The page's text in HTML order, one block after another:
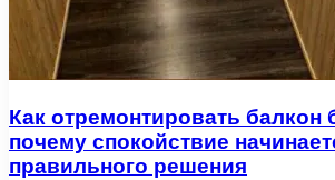
Как отремонтировать балкон
почему спокойствие
правильного решения